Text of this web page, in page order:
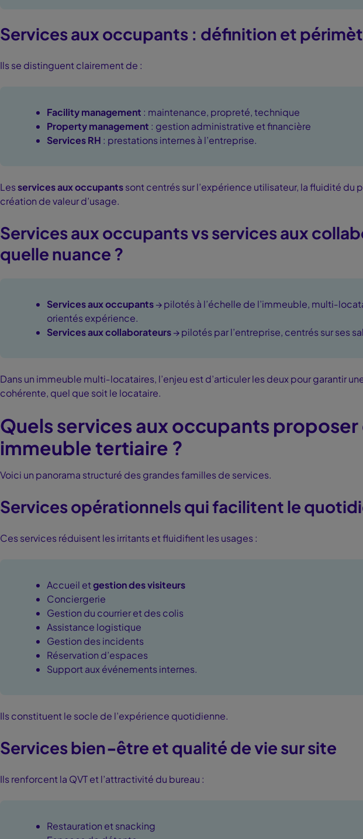
Services aux occupants : définition et
Ils se distinguent clairement de :
Facility management : maintenance, propreté, technique
Property management : gestion administrative et financière
Services RH : prestations internes à l’entreprise.
Lesservices aux occupantssont centrés sur l’expérience utilisateur, la fluidité du
création de valeur d’usage.
Services aux occupants vs services aux
quelle nuance ?
Services aux occupants→ pilotés à l’échelle de l’immeuble,
orientés expérience.
Services aux collaborateurs→ pilotés par l’entreprise, centrés sur ses
Dans un immeuble multi‑locataires, l’enjeu est d’articuler les deux pour garantir
cohérente, quel que soit le locataire.
Quels services aux occupants proposer
immeuble tertiaire ?
Voici un panorama structuré des grandes familles de services.
Services opérationnels qui facilitent le
Ces services réduisent les irritants et fluidifient les usages :
Accueil etgestion des visiteurs
Conciergerie
Gestion du courrier et des colis
Assistance logistique
Gestion des incidents
Réservation d’espaces
Support aux événements internes.
Ils constituent le socle de l’expérience quotidienne.
Services bien‑être et qualité de vie sur site
Ils renforcent la QVT et l’attractivité du bureau :
Restauration et snacking